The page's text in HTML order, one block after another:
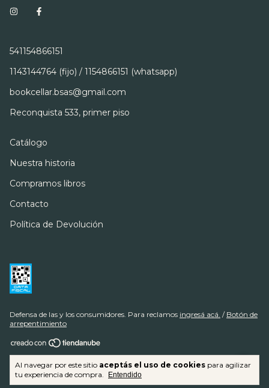
Al navegar por este sitio aceptás el uso de cookies para agilizar
tu experiencia de compra.
Entendido
541154866151
1143144764 (fijo) / 1154866151 (whatsapp)
bookcellar.bsas@gmail.com
Reconquista 533, primer piso
Catálogo
Nuestra historia
Compramos libros
Contacto
Política de Devolución
Defensa de las y los consumidores. Para reclamos ingresá acá. / Botón de
arrepentimiento
Copyright The Book Cellar & Henschel - 20945092018 - 2026. Todos los
derechos reservados.